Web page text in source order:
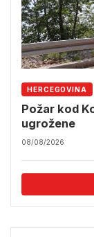
HERCEGOVINA
Požar kod
ugrožene
08/08/2026